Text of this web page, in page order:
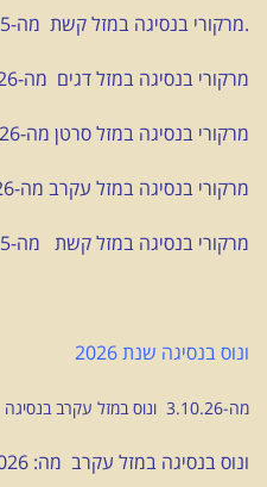
.מרקורי בנסיגה במזל קשת מה-9.11.25 עד 29.11.25
מרקורי בנסיגה במזל דגים מה-26.2.26 עד 20.3.2026
מרקורי בנסיגה במזל סרטן מה-29.6.26 עד 23.7.2026
מרקורי בנסיגה במזל עקרב מה-25.10.26 עד 13.11.2026
מרקורי בנסיגה במזל קשת מה-9.11.25 עד 29.11.25
ונוס בנסיגה שנת 2026
מה-3.10.26 ונוס במזל עקרב בנסיגה עד 13.11.26
ונוס בנסיגה במזל עקרב מה: 3.10.2026 עד 13.11.2026